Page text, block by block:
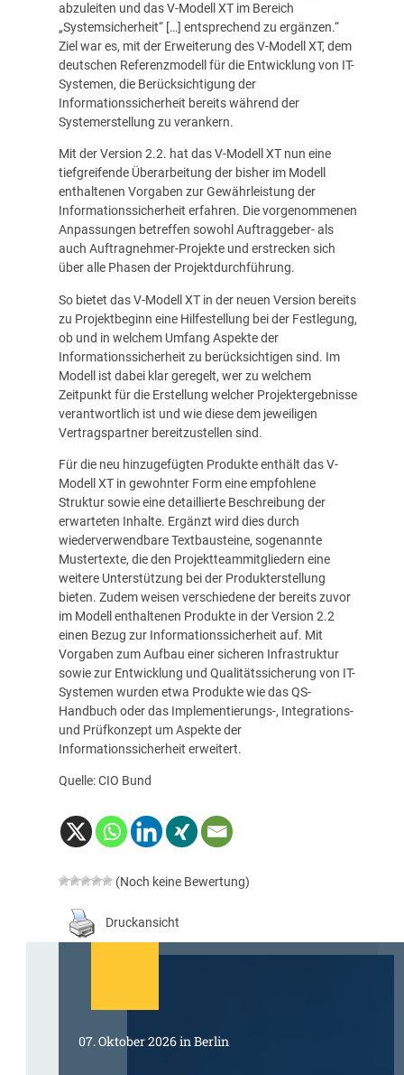
abzuleiten und das V-Modell XT im Bereich
„Systemsicherheit“ […] entsprechend zu ergänzen.“
Ziel war es, mit der Erweiterung des V-Modell XT, dem
deutschen Referenzmodell für die Entwicklung von IT-
Systemen, die Berücksichtigung der
Informationssicherheit bereits während der
Systemerstellung zu verankern.
Mit der Version 2.2. hat das V-Modell XT nun eine
tiefgreifende Überarbeitung der bisher im Modell
enthaltenen Vorgaben zur Gewährleistung der
Informationssicherheit erfahren. Die vorgenommenen
Anpassungen betreffen sowohl Auftraggeber- als
auch Auftragnehmer-Projekte und erstrecken sich
über alle Phasen der Projektdurchführung.
So bietet das V-Modell XT in der neuen Version bereits
zu Projektbeginn eine Hilfestellung bei der Festlegung,
ob und in welchem Umfang Aspekte der
Informationssicherheit zu berücksichtigen sind. Im
Modell ist dabei klar geregelt, wer zu welchem
Zeitpunkt für die Erstellung welcher Projektergebnisse
verantwortlich ist und wie diese dem jeweiligen
Vertragspartner bereitzustellen sind.
Für die neu hinzugefügten Produkte enthält das V-
Modell XT in gewohnter Form eine empfohlene
Struktur sowie eine detaillierte Beschreibung der
erwarteten Inhalte. Ergänzt wird dies durch
wiederverwendbare Textbausteine, sogenannte
Mustertexte, die den Projektteammitgliedern eine
weitere Unterstützung bei der Produkterstellung
bieten. Zudem weisen verschiedene der bereits zuvor
im Modell enthaltenen Produkte in der Version 2.2
einen Bezug zur Informationssicherheit auf. Mit
Vorgaben zum Aufbau einer sicheren Infrastruktur
sowie zur Entwicklung und Qualitätssicherung von IT-
Systemen wurden etwa Produkte wie dasQS-
Handbuch oder das Implementierungs-, Integrations-
und Prüfkonzept um Aspekte der
Informationssicherheit erweitert.
Quelle: CIO Bund
(Noch keine Bewertung)
Druckansicht
07. Oktober 2026 in Berlin